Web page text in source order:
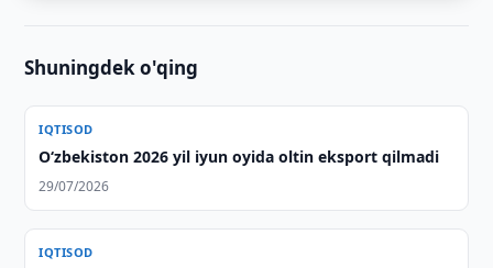
Shuningdek o'qing
IQTISOD
O‘zbekiston 2026 yil iyun oyida oltin eksport qilmadi
29/07/2026
IQTISOD